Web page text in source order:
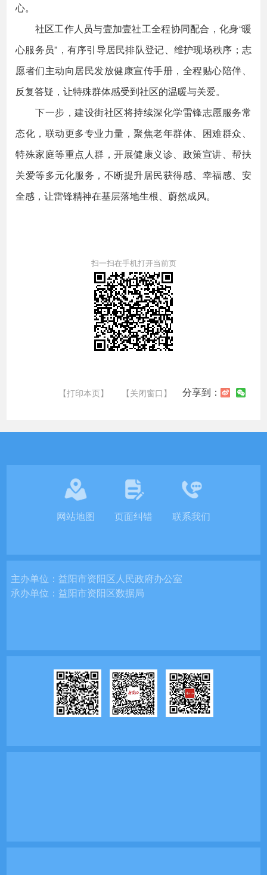
心。
社区工作人员与壹加壹社工全程协同配合，化身“暖
心服务员”，有序引导居民排队登记、维护现场秩序；志
愿者们主动向居民发放健康宣传手册，全程贴心陪伴、
反复答疑，让特殊群体感受到社区的温暖与关爱。
下一步，建设街社区将持续深化学雷锋志愿服务常
态化，联动更多专业力量，聚焦老年群体、困难群众、
特殊家庭等重点人群，开展健康义诊、政策宣讲、帮扶
关爱等多元化服务，不断提升居民获得感、幸福感、安
全感，让雷锋精神在基层落地生根、蔚然成风。
扫一扫在手机打开当前页
【打印本页】 【关闭窗口】 分享到：
网站地图 页面纠错 联系我们
主办单位：益阳市资阳区人民政府办公室
承办单位：益阳市资阳区数据局